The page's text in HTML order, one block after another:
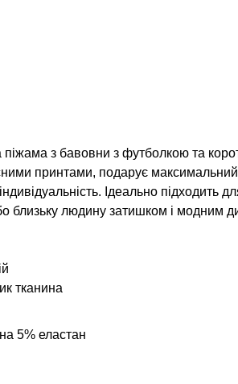
піжама з бавовни з футболкою та
принтами, подарує
Ідеально підходить
близьку людину затишком і модним
тканина
5% еластан